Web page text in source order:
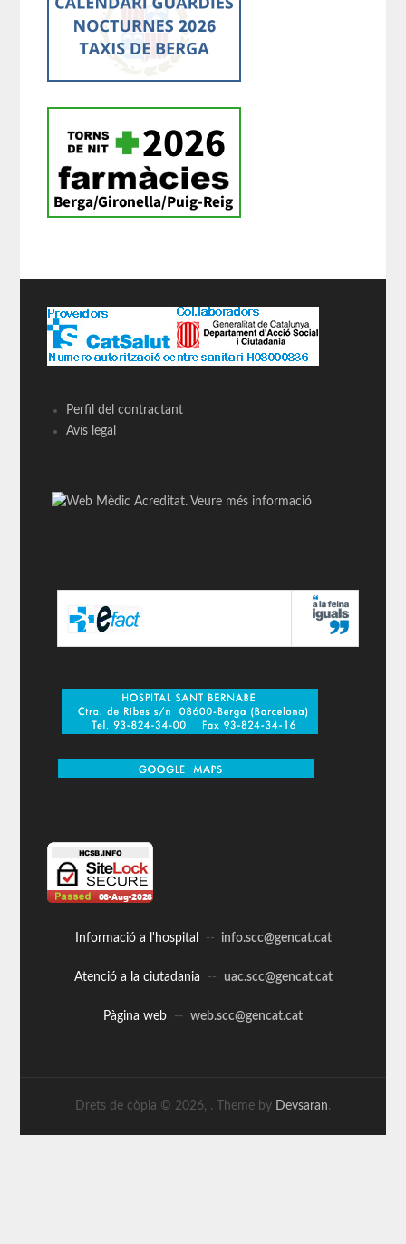
Perfil del contractant
Avís legal
Informació a l'hospital -- info.scc@gencat.cat
Atenció a la ciutadania -- uac.scc@gencat.cat
Pàgina web -- web.scc@gencat.cat
Drets de còpia © 2026, . Theme by Devsaran.